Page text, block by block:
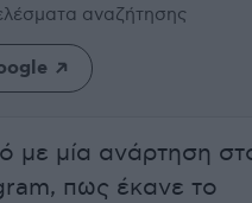
αναζήτησης
με μία ανάρτηση
πως έκανε το